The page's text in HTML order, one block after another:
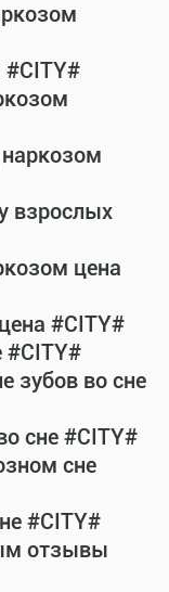
#CITY#
взрослых
цена
#CITY#
#CITY#
зубов во сне
сне #CITY#
сне
#CITY#
отзывы